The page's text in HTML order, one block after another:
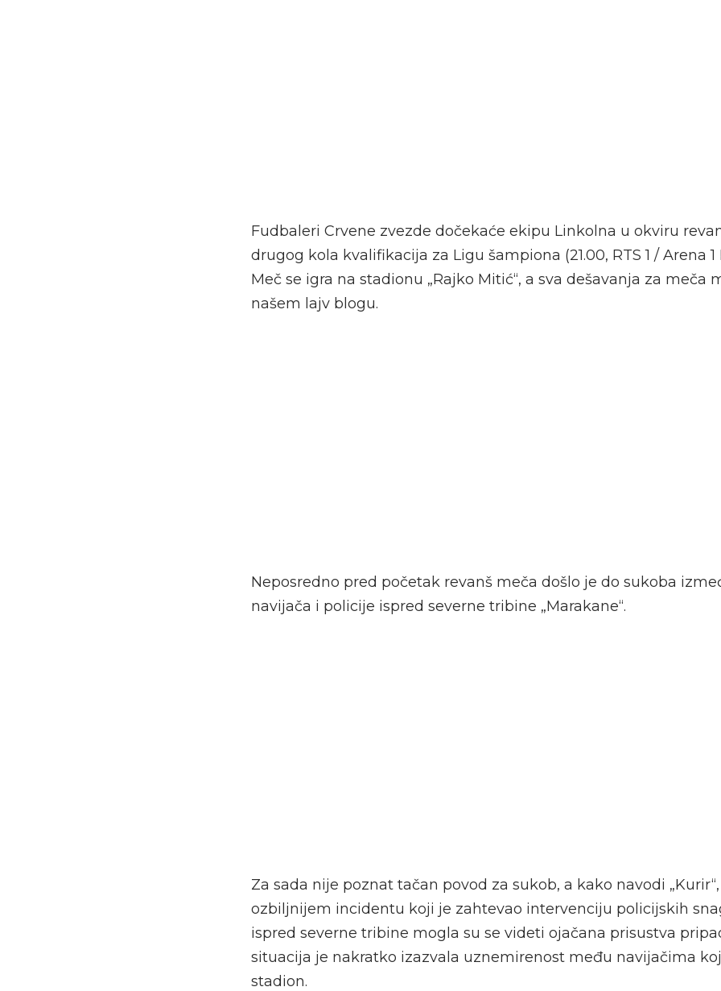
Fudbaleri Crvene zvezde dočekaće ekipu Linkolna u okviru
drugog kola kvalifikacija za Ligu šampiona (21.00, RTS 1 / Arena
Meč se igra na stadionu „Rajko Mitić“, a sva dešavanja za meča
našem lajv blogu.
Neposredno pred početak revanš meča došlo je do sukoba
navijača i policije ispred severne tribine „Marakane“.
Za sada nije poznat tačan povod za sukob, a kako navodi
ozbiljnijem incidentu koji je zahtevao intervenciju policijskih
ispred severne tribine mogla su se videti ojačana prisustva
situacija je nakratko izazvala uznemirenost među navijačima
stadion.